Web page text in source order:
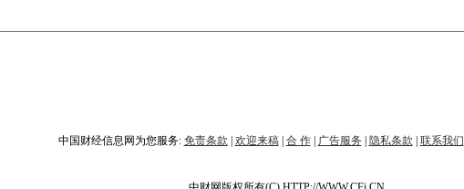
中国财经信息网为您服务: 免责条款 欢迎来稿| 合 作| 广告服务 隐私条款 联系我们